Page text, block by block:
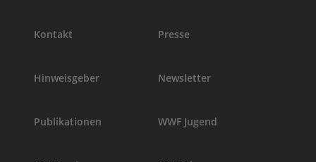
Kontakt Presse
Hinweisgeber Newsletter
Publikationen WWF Jugend